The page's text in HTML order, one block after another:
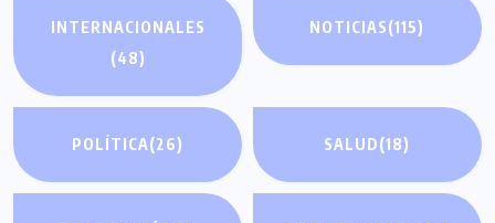
INTERNACIONALES
(48)
NOTICIAS(115)
POLÍTICA(26) SALUD(18)